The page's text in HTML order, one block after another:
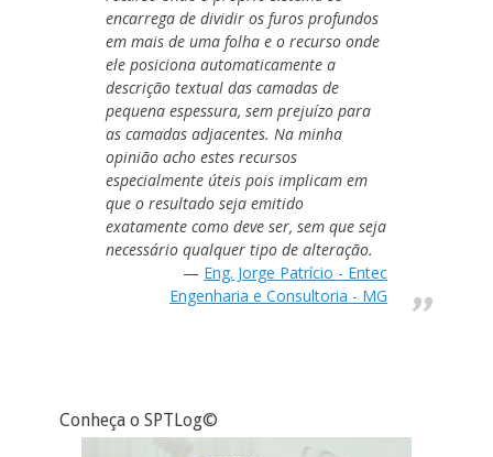
encarrega de dividir os furos profundos
em mais de uma folha e o recurso onde
ele posiciona automaticamente a
descrição textual das camadas de
pequena espessura, sem prejuízo para
as camadas adjacentes. Na minha
opinião acho estes recursos
especialmente úteis pois implicam em
que o resultado seja emitido
exatamente como deve ser, sem que seja
necessário qualquer tipo de alteração.
Eng. Jorge Patrício - Entec
Engenharia e Consultoria - MG
Conheça o SPTLog©